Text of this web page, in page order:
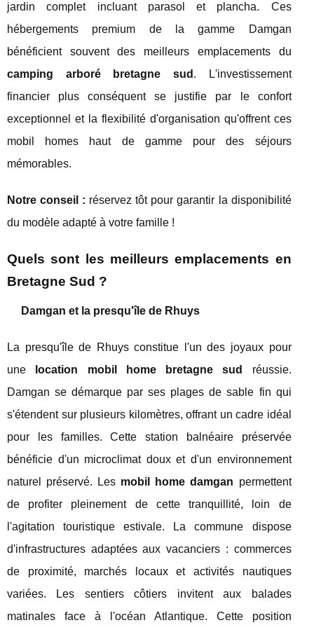
jardin complet incluant parasol et plancha. Ces
hébergements premium de la gamme Damgan
bénéficient souvent des meilleurs emplacements du
camping arboré bretagne sud . L'investissement
financier plus conséquent se justifie par le confort
exceptionnel et la flexibilité d'organisation qu'offrent ces
mobil homes haut de gamme pour des séjours
mémorables.
Notre conseil : réservez tôt pour garantir la disponibilité
du modèle adapté à votre famille !
Quels sont les meilleurs emplacements en
Bretagne Sud ?
Damgan et la presqu'île de Rhuys
La presqu'île de Rhuys constitue l'un des joyaux pour
une
location mobil home bretagne sud
réussie.
Damgan se démarque par ses plages de sable fin qui
s'étendent sur plusieurs kilomètres, offrant un cadre idéal
pour les familles. Cette station balnéaire préservée
bénéficie d'un microclimat doux et d'un environnement
naturel préservé. Les mobil home damgan permettent
de profiter pleinement de cette tranquillité, loin de
l'agitation touristique estivale. La commune dispose
d'infrastructures adaptées aux vacanciers : commerces
de proximité, marchés locaux et activités nautiques
variées. Les sentiers côtiers invitent aux balades
matinales face à l'océan Atlantique. Cette position